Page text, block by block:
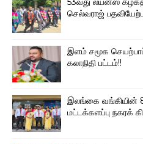
செல்வராஜ்
இளம் சமூக
கலாநிதி பட்டம்!!
இலங்கை வங்கியின்
மட்டக்களப்பு நகரக்